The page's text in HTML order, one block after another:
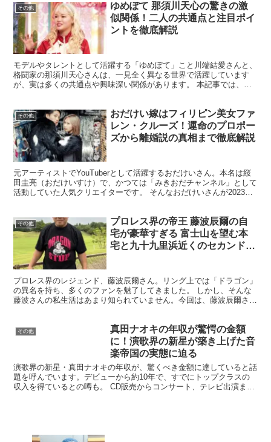
その他
ゆめぽて 那須川天心の驚きの激
似関係！二人の共通点と注目ポイ
ントを徹底解説
モデルやタレントとして活躍する「ゆめぽて」こと川端結愛さんと、
格闘家の那須川天心さんは、一見全く異なる世界で活躍しています
が、実は多くの共通点や興味深い関係があります。 本記事では、ゆ
その他
おだけい嫁はフィリピン美女ファ
レン・クルーズ！運命のプロポー
ズから離婚説の真相まで徹底解説
元アーティストでYouTuberとして活躍するおだけいさん。本名は䋝
田圭亮（おだけいすけ）で、かつては「みきおだチャンネル」として
活動していた人気クリエイターです。 そんなおだけいさんが2023年
その他
プロレス界の帝王 藤波辰爾の自
宅が豪華すぎる 富士山を望む本
宅と九十九里浜近くのセカンドハ
プロレス界のレジェンド、藤波辰爾さん。リング上では「ドラゴン」
の異名を持ち、多くのファンを魅了してきました。 しかし、そんな
藤波さんの私生活はあまり知られていません。今回は、藤波辰爾さん
その他
真田ナオキの年収が驚愕の金額
に！演歌界の新星が築き上げた音
楽帝国の実態に迫る
演歌界の新星・真田ナオキの年収が、驚くべき金額に達していると話
題を呼んでいます。デビューから約10年で、すでにトップクラスの
収入を得ているとの噂も。 CD販売からコンサート、テレビ出演ま